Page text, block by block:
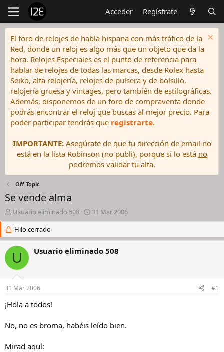
Acceder Regístrate
El foro de relojes de habla hispana con más tráfico de la
Red, donde un reloj es algo más que un objeto que da la
hora. Relojes Especiales es el punto de referencia para
hablar de relojes de todas las marcas, desde Rolex hasta
Seiko, alta relojería, relojes de pulsera y de bolsillo,
relojería gruesa y vintages, pero también de estilográficas.
Además, disponemos de un foro de compraventa donde
podrás encontrar el reloj que buscas al mejor precio. Para
poder participar tendrás que registrarte.
IMPORTANTE:Asegúrate de que tu dirección de email no
está en la lista Robinson (no publi), porque si lo está no
podremos validar tu alta.
Off Topic
Se vende alma
I
n
c
i
d
o
d
e
l
i
o
Usuario eliminado 508
F
e
h
d
i
31 Mar 2006
Hilo cerrado
U Usuario eliminado 508
31 Mar 2006 #1
¡Hola a todos!
No, no es broma, habéis leído bien.
Mirad aquí: